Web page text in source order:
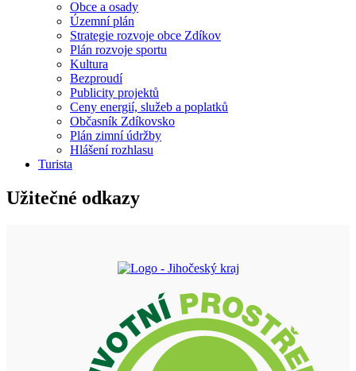
Obce a osady
Územní plán
Strategie rozvoje obce Zdíkov
Plán rozvoje sportu
Kultura
Bezproudí
Publicity projektů
Ceny energií, služeb a poplatků
Občasník Zdíkovsko
Plán zimní údržby
Hlášení rozhlasu
Turista
Užitečné odkazy